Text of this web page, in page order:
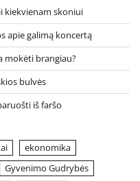
kiekvienam skoniui
apie galimą koncertą
mokėti brangiau?
bulvės
iš faršo
ekonomika
Gyvenimo Gudrybės